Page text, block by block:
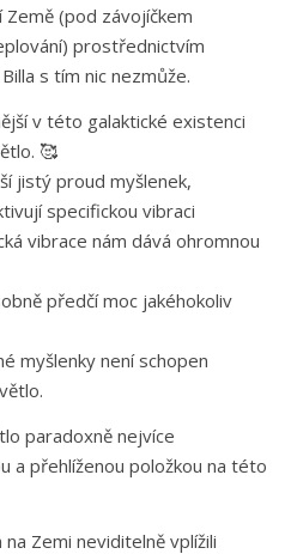
Země (pod závojíčkem
prostřednictvím
s tím nic nezmůže.
v této galaktické existenci
🥰
jistý proud myšlenek,
specifickou vibraci
vibrace nám dává ohromnou
předčí moc jakéhokoliv
myšlenky není schopen
paradoxně nejvíce
a přehlíženou položkou na této
Zemi neviditelně vplížili